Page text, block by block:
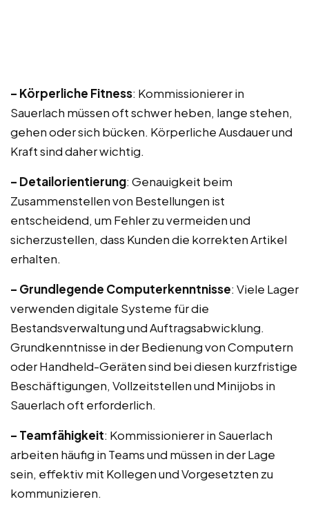
– Körperliche Fitness: Kommissionierer in
Sauerlach müssen oft schwer heben, lange stehen,
gehen oder sich bücken. Körperliche Ausdauer und
Kraft sind daher wichtig.
– Detailorientierung: Genauigkeit beim
Zusammenstellen von Bestellungen ist
entscheidend, um Fehler zu vermeiden und
sicherzustellen, dass Kunden die korrekten Artikel
erhalten.
– Grundlegende Computerkenntnisse: Viele Lager
verwenden digitale Systeme für die
Bestandsverwaltung und Auftragsabwicklung.
Grundkenntnisse in der Bedienung von Computern
oder Handheld-Geräten sind bei diesen kurzfristige
Beschäftigungen, Vollzeitstellen und Minijobs in
Sauerlach oft erforderlich.
– Teamfähigkeit: Kommissionierer in Sauerlach
arbeiten häufig in Teams und müssen in der Lage
sein, effektiv mit Kollegen und Vorgesetzten zu
kommunizieren.